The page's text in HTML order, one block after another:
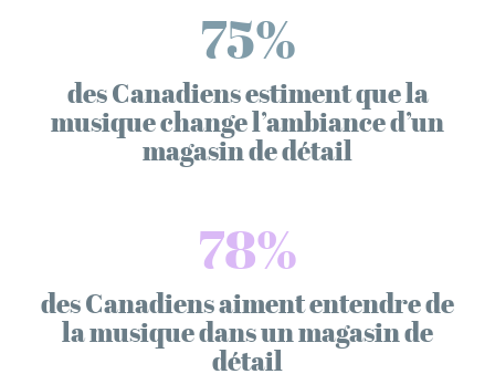
75%
des Canadiens estiment que la
musique change l’ambiance d’un
magasin de détail
78%
des Canadiens aiment entendre de
la musique dans un magasin de
détail